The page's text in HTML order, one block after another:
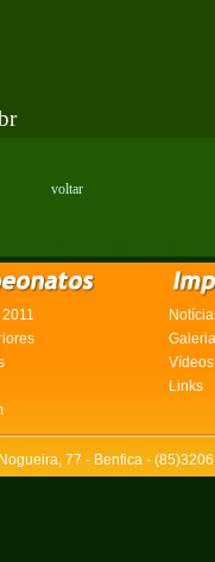
voltar
Vídeos
Links
77 - Benfica -